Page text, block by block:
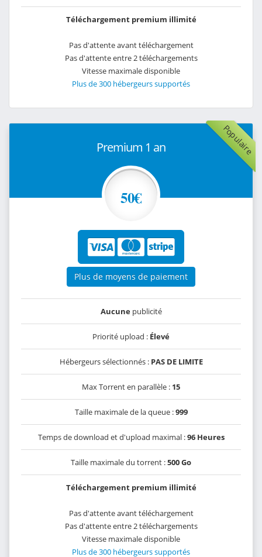
Téléchargement premium illimité
Pas d'attente avant téléchargement
Pas d'attente entre 2 téléchargements
Vitesse maximale disponible
Plus de 300 hébergeurs supportés
Populaire
Premium 1 an
50€
Plus de moyens de paiement
Aucunepublicité
Priorité upload : Élevé
Hébergeurs sélectionnés : PAS DE LIMITE
Max Torrent en parallèle : 15
Taille maximale de la queue :999
Temps de download et d'upload maximal :96 Heures
Taille maximale du torrent :500 Go
Téléchargement premium illimité
Pas d'attente avant téléchargement
Pas d'attente entre 2 téléchargements
Vitesse maximale disponible
Plus de 300 hébergeurs supportés